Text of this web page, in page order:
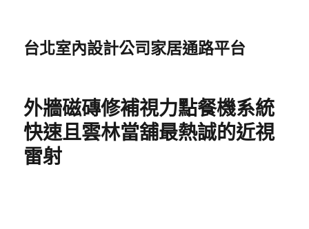
台北室內設計公司家居通路平台
外牆磁磚修補視力點餐機系統
快速且雲林當舖最熱誠的近視
雷射